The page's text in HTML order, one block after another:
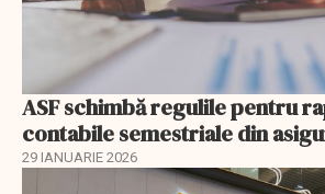
ASF schimbă regulile pentru
contabile semestriale din
29 IANUARIE 2026